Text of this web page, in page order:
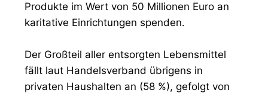
Produkte im Wert von 50 Millionen Euro an
karitative Einrichtungen spenden.
Der Großteil aller entsorgten Lebensmittel
fällt laut Handelsverband übrigens in
privaten Haushalten an (58 %), gefolgt von